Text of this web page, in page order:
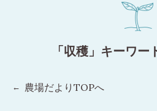
「収穫」キーワ
農場だよりTOPへ